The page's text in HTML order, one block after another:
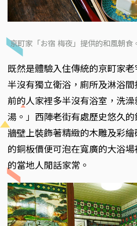
京町家「お宿 梅夜」提供的和風朝食
既然是體驗入住傳統的京町家
半沒有獨立衛浴，廁所及淋浴
前的人家裡多半沒有浴室，洗
湯。」西陣老街有處歷史悠久的
牆壁上裝飾著精緻的木雕及彩
的銅板價便可泡在寬廣的大浴
的當地人閒話家常。